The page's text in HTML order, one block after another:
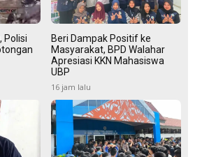
Polisi
Beri Dampak Positif ke
Masyarakat, BPD Walahar
Apresiasi KKN Mahasiswa
UBP
16 jam lalu